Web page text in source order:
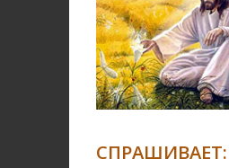
СПРАШИВАЕТ: